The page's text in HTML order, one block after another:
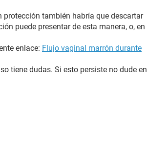
protección también habría que descartar
puede presentar de esta manera, o, en
enlace: Flujo vaginal marrón durante
tiene dudas. Si esto persiste no dude en